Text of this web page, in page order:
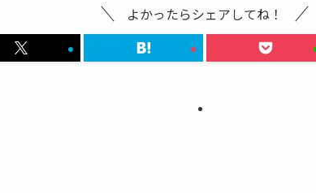
よかったらシェアしてね！